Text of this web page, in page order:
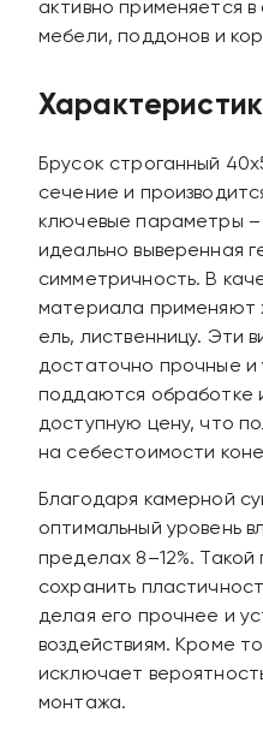
активно применяется
мебели, поддонов и
Брусок строганный
сечение и
ключевые параметры –
идеально выверенная
симметричность. В
материала применяют
ель, лиственницу. Эти
достаточно прочные и
поддаются обработке
доступную цену, что
на себестоимости
Благодаря камерной
оптимальный уровень
пределах 8–12%. Такой
сохранить
делая его прочнее и
воздействиям. Кроме
исключает
монтажа.